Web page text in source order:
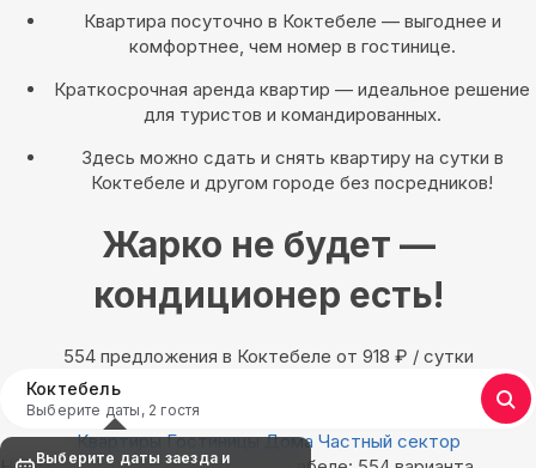
Квартира посуточно в Коктебеле — выгоднее и
комфортнее, чем номер в гостинице.
Краткосрочная аренда квартир — идеальное решение
для туристов и командированных.
Здесь можно сдать и снять квартиру на сутки в
Коктебеле и другом городе без посредников!
Жарко не будет —
кондиционер есть!
554 предложения в Коктебеле oт 918 ₽ / сутки
Коктебель
Выберите даты, 2 гостя
Квартиры Гостиницы Дома Частный сектор
Выберите даты заезда и